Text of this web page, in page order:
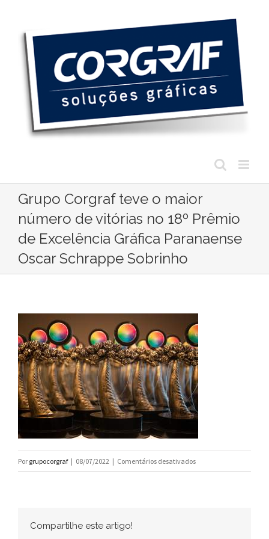
conteúdo
Grupo Corgraf teve o maior
número de vitórias no 18º Prêmio
de Excelência Gráfica Paranaense
Oscar Schrappe Sobrinho
Por grupocorgraf | 08/07/2022 | Comentários desativadosem
Grupo
Compartilhe este artigo!